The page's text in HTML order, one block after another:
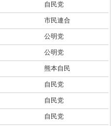
自民党
市民連合
公明党
公明党
熊本自民
自民党
自民党
自民党